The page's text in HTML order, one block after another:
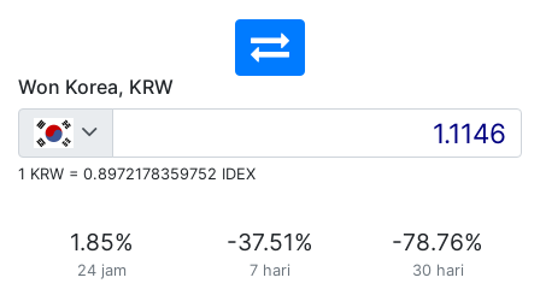
Won Korea, KRW
1 KRW = 0.8972178359752 IDEX
1.85%
24 jam
-37.51%
7 hari
-78.76%
30 hari